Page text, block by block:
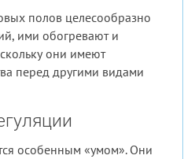
полов целесообразно
ими обогревают и
они имеют
перед другими видами
особенным «умом». Они